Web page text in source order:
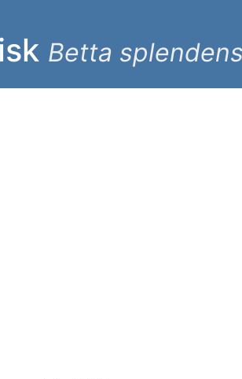
Betta